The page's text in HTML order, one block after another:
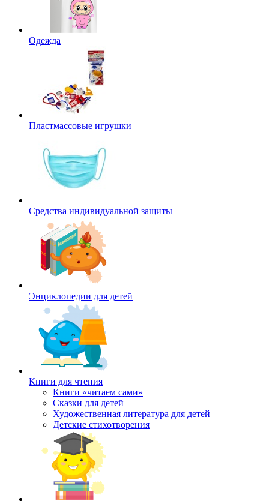
Одежда
Пластмассовые игрушки
Средства индивидуальной защиты
Энциклопедии для детей
Книги для чтения
Книги «читаем сами»
Сказки для детей
Художественная литература для детей
Детские стихотворения